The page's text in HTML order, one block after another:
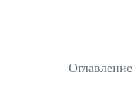
Оглавление